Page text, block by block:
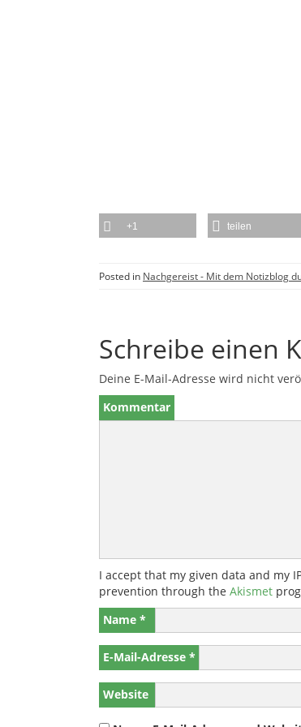
+1 teilen
Posted in Nachgereist - Mit dem Notizblog
Schreibe einen
Deine E-Mail-Adresse wird nicht
Kommentar
I accept that my given data and my
prevention through the Akismet
Name *
E-Mail-Adresse *
Website